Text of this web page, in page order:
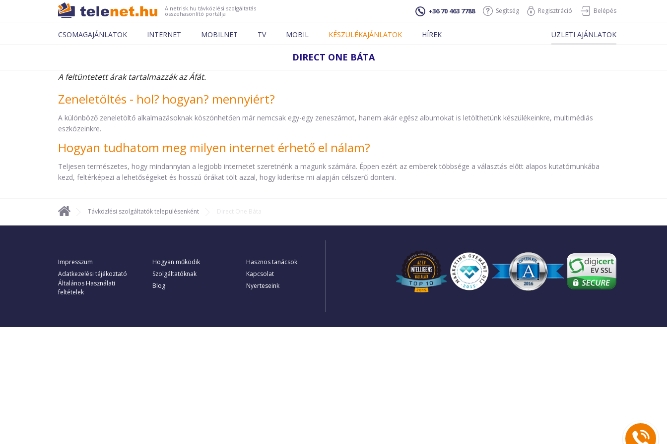
A netrisk.hu távközlési szolgáltatás
összehasonlító portálja +36 70 463 7788 Segítség Regisztráció Belépés
CSOMAGAJÁNLATOK INTERNET MOBILNET TV MOBIL KÉSZÜLÉKAJÁNLATOK HÍREK ÜZLETI AJÁNLATOK
DIRECT ONE BÁTA
A feltüntetett árak tartalmazzák az Áfát.
Zeneletöltés - hol? hogyan? mennyiért?
A különböző zeneletöltő alkalmazásoknak köszönhetően már nemcsak egy-egy zeneszámot, hanem akár egész albumokat is letölthetünk készülékeinkre, multimédiás
eszközeinkre.
Hogyan tudhatom meg milyen internet érhető el nálam?
Teljesen természetes, hogy mindannyian a legjobb internetet szeretnénk a magunk számára. Éppen ezért az emberek többsége a választás előtt alapos kutatómunkába
kezd, feltérképezi a lehetőségeket és hosszú órákat tölt azzal, hogy kiderítse mi alapján célszerű dönteni.
Távközlési szolgáltatók településenként Direct One Báta
Impresszum
Adatkezelési tájékoztató
Általános Használati
feltételek
Hogyan működik
Szolgáltatóknak
Blog
Hasznos tanácsok
Kapcsolat
Nyerteseink